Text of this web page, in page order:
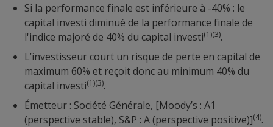
Si la performance finale est inférieure à -40% : le
capital investi diminué de la performance finale de
l'indice majoré de 40% du capital investi(1)(3).
L’investisseur court un risque de perte en capital de
maximum 60% et reçoit donc au minimum 40% du
capital investi(1)(3).
Émetteur : Société Générale, [Moody’s : A1
(perspective stable), S&P : A (perspective positive)](4).